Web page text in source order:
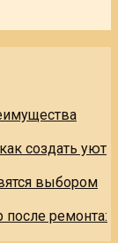
создать уют
выбором
после ремонта: